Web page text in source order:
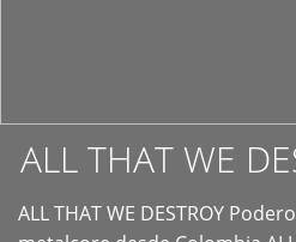
ALL THAT WE
ALL THAT WE DESTROY